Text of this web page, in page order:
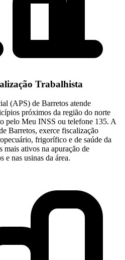
Trabalhista
(APS) de Barretos atende
próximos da região do norte
pelo Meu INSS ou telefone 135. A
Barretos, exerce fiscalização
frigorífico e de saúde da
ativos na apuração de
e nas usinas da área.